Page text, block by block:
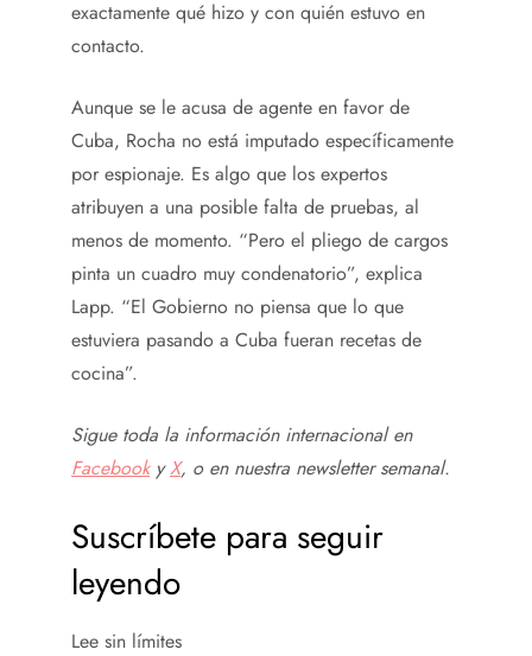
exactamente qué hizo y con quién estuvo en
contacto.
Aunque se le acusa de agente en favor de
Cuba, Rocha no está imputado específicamente
por espionaje. Es algo que los expertos
atribuyen a una posible falta de pruebas, al
menos de momento. “Pero el pliego de cargos
pinta un cuadro muy condenatorio”, explica
Lapp. “El Gobierno no piensa que lo que
estuviera pasando a Cuba fueran recetas de
cocina”.
Sigue toda la información internacional en
FacebookyX, o en nuestra newsletter semanal.
Suscríbete para seguir
leyendo
Lee sin límites